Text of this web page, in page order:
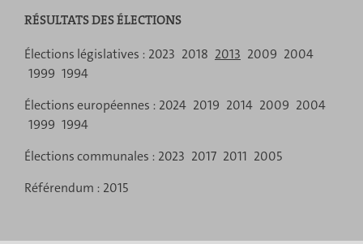
résultats
Menu
de
navigation
RÉSULTATS DES ÉLECTIONS
Élections législatives : 2023 2018 2013 2009 2004
1999 1994
Élections européennes : 2024 2019 2014 2009 2004
1999 1994
Élections communales : 2023 2017 2011 2005
Référendum : 2015